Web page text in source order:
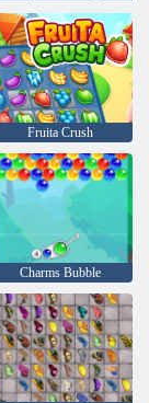
Fruita Crush
Charms Bubble